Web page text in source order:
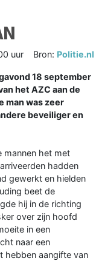
uur Bron: Politie.nl
18 september
het AZC aan de
man was zeer
beveiliger en
mannen het met
hadden
gewerkt en hielden
beet de
hij in de richting
over zijn hoofd
in een
naar een
hebben aangifte van